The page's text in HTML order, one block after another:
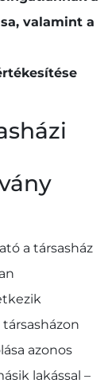
valamint a
a társasház
azonos
lakással –